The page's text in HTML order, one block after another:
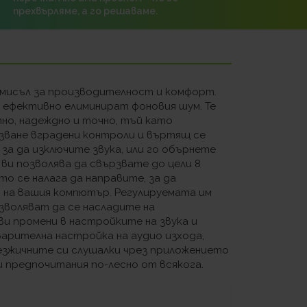
прехвърляме, а го решаваме.
за производителност и комфорт.
ефективно елиминират фоновия шум. Те
надеждно и точно, тъй като
вградени контроли и въртящ се
да изключите звука, или го обърнете
позволява да свързвате до цели 8
се налага да направите, за да
на вашия компютър. Регулируемата им
да се насладите на
промени в настройките на звука и
настройка на аудио изхода,
си слушалки чрез приложението
по-лесно от всякога.